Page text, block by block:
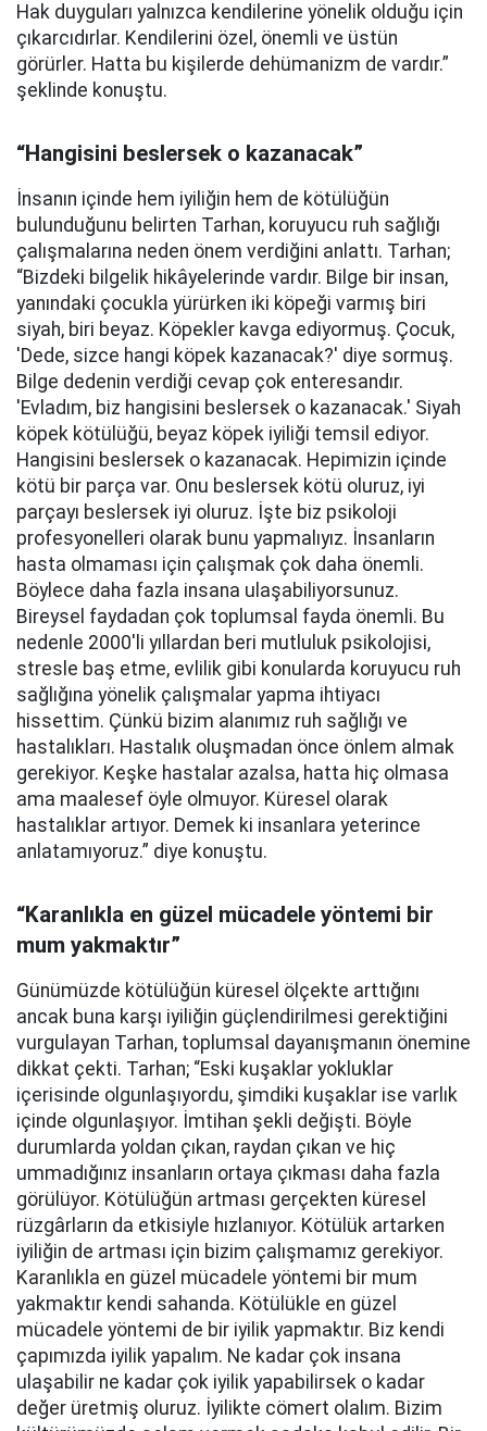
Hak duyguları yalnızca kendilerine yönelik olduğu için
çıkarcıdırlar. Kendilerini özel, önemli ve üstün
görürler. Hatta bu kişilerde dehümanizm de vardır.”
şeklinde konuştu.
“Hangisini beslersek o kazanacak”
İnsanın içinde hem iyiliğin hem de kötülüğün
bulunduğunu belirten Tarhan, koruyucu ruh sağlığı
çalışmalarına neden önem verdiğini anlattı. Tarhan;
“Bizdeki bilgelik hikâyelerinde vardır. Bilge bir insan,
yanındaki çocukla yürürken iki köpeği varmış biri
siyah, biri beyaz. Köpekler kavga ediyormuş. Çocuk,
'Dede, sizce hangi köpek kazanacak?' diye sormuş.
Bilge dedenin verdiği cevap çok enteresandır.
'Evladım, biz hangisini beslersek o kazanacak.' Siyah
köpek kötülüğü, beyaz köpek iyiliği temsil ediyor.
Hangisini beslersek o kazanacak. Hepimizin içinde
kötü bir parça var. Onu beslersek kötü oluruz, iyi
parçayı beslersek iyi oluruz. İşte biz psikoloji
profesyonelleri olarak bunu yapmalıyız. İnsanların
hasta olmaması için çalışmak çok daha önemli.
Böylece daha fazla insana ulaşabiliyorsunuz.
Bireysel faydadan çok toplumsal fayda önemli. Bu
nedenle 2000'li yıllardan beri mutluluk psikolojisi,
stresle baş etme, evlilik gibi konularda koruyucu ruh
sağlığına yönelik çalışmalar yapma ihtiyacı
hissettim. Çünkü bizim alanımız ruh sağlığı ve
hastalıkları. Hastalık oluşmadan önce önlem almak
gerekiyor. Keşke hastalar azalsa, hatta hiç olmasa
ama maalesef öyle olmuyor. Küresel olarak
hastalıklar artıyor. Demek ki insanlara yeterince
anlatamıyoruz.” diye konuştu.
“Karanlıkla en güzel mücadele yöntemi bir
mum yakmaktır”
Günümüzde kötülüğün küresel ölçekte arttığını
ancak buna karşı iyiliğin güçlendirilmesi gerektiğini
vurgulayan Tarhan, toplumsal dayanışmanın önemine
dikkat çekti. Tarhan; “Eski kuşaklar yokluklar
içerisinde olgunlaşıyordu, şimdiki kuşaklar ise varlık
içinde olgunlaşıyor. İmtihan şekli değişti. Böyle
durumlarda yoldan çıkan, raydan çıkan ve hiç
ummadığınız insanların ortaya çıkması daha fazla
görülüyor. Kötülüğün artması gerçekten küresel
rüzgârların da etkisiyle hızlanıyor. Kötülük artarken
iyiliğin de artması için bizim çalışmamız gerekiyor.
Karanlıkla en güzel mücadele yöntemi bir mum
yakmaktır kendi sahanda. Kötülükle en güzel
mücadele yöntemi de bir iyilik yapmaktır. Biz kendi
çapımızda iyilik yapalım. Ne kadar çok insana
ulaşabilir ne kadar çok iyilik yapabilirsek o kadar
değer üretmiş oluruz. İyilikte cömert olalım. Bizim